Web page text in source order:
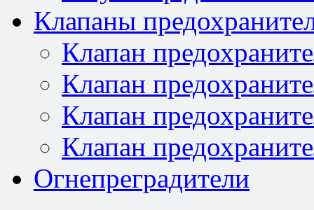
Клапаны
Клапан
Клапан
Клапан
Клапан
Огнепреградители